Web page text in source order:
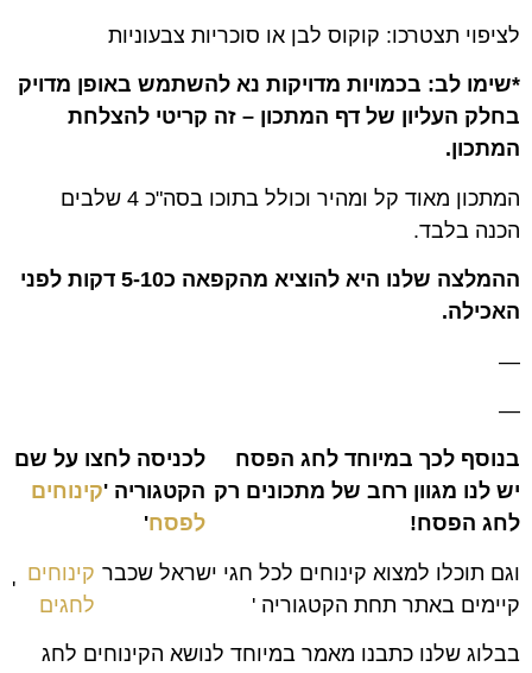
לציפוי תצטרכו: קוקוס לבן או סוכריות צבעוניות
*שימו לב: בכמויות מדויקות נא להשתמש באופן מדויק
בחלק העליון של דף המתכון – זה קריטי להצלחת
המתכון.
המתכון מאוד קל ומהיר וכולל בתוכו בסה"כ 4 שלבים
הכנה בלבד.
ההמלצה שלנו היא להוציא מהקפאה כ5-10 דקות לפני
האכילה.
—
—
בנוסף לכך במיוחד לחג הפסח
יש לנו מגוון רחב של מתכונים רק
לחג הפסח!
לכניסה לחצו על שם
הקטגוריה 'קינוחים
לפסח'
וגם תוכלו למצוא קינוחים לכל חגי ישראל שכבר
קיימים באתר תחת הקטגוריה '
קינוחים
לחגים
'
בבלוג שלנו כתבנו מאמר במיוחד לנושא הקינוחים לחג